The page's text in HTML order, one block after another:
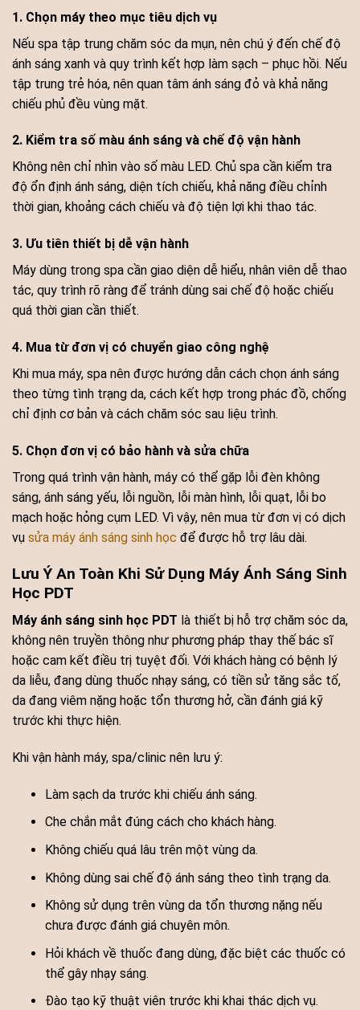
1. Chọn máy theo mục tiêu dịch vụ
Nếu spa tập trung chăm sóc da mụn, nên chú ý đến chế độ
ánh sáng xanh và quy trình kết hợp làm sạch – phục hồi. Nếu
tập trung trẻ hóa, nên quan tâm ánh sáng đỏ và khả năng
chiếu phủ đều vùng mặt.
2. Kiểm tra số màu ánh sáng và chế độ vận hành
Không nên chỉ nhìn vào số màu LED. Chủ spa cần kiểm tra
độ ổn định ánh sáng, diện tích chiếu, khả năng điều chỉnh
thời gian, khoảng cách chiếu và độ tiện lợi khi thao tác.
3. Ưu tiên thiết bị dễ vận hành
Máy dùng trong spa cần giao diện dễ hiểu, nhân viên dễ thao
tác, quy trình rõ ràng để tránh dùng sai chế độ hoặc chiếu
quá thời gian cần thiết.
4. Mua từ đơn vị có chuyển giao công nghệ
Khi mua máy, spa nên được hướng dẫn cách chọn ánh sáng
theo từng tình trạng da, cách kết hợp trong phác đồ, chống
chỉ định cơ bản và cách chăm sóc sau liệu trình.
5. Chọn đơn vị có bảo hành và sửa chữa
Trong quá trình vận hành, máy có thể gặp lỗi đèn không
sáng, ánh sáng yếu, lỗi nguồn, lỗi màn hình, lỗi quạt, lỗi bo
mạch hoặc hỏng cụm LED. Vì vậy, nên mua từ đơn vị có dịch
vụ sửa máy ánh sáng sinh học để được hỗ trợ lâu dài.
Lưu Ý An Toàn Khi Sử Dụng Máy Ánh Sáng Sinh
Học PDT
Máy ánh sáng sinh học PDT là thiết bị hỗ trợ chăm sóc da,
không nên truyền thông như phương pháp thay thế bác sĩ
hoặc cam kết điều trị tuyệt đối. Với khách hàng có bệnh lý
da liễu, đang dùng thuốc nhạy sáng, có tiền sử tăng sắc tố,
da đang viêm nặng hoặc tổn thương hở, cần đánh giá kỹ
trước khi thực hiện.
Khi vận hành máy, spa/clinic nên lưu ý:
Làm sạch da trước khi chiếu ánh sáng.
Che chắn mắt đúng cách cho khách hàng.
Không chiếu quá lâu trên một vùng da.
Không dùng sai chế độ ánh sáng theo tình trạng da.
Không sử dụng trên vùng da tổn thương nặng nếu
chưa được đánh giá chuyên môn.
Hỏi khách về thuốc đang dùng, đặc biệt các thuốc có
thể gây nhạy sáng.
Đào tạo kỹ thuật viên trước khi khai thác dịch vụ.